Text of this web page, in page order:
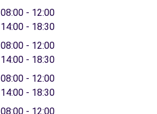
08:00 - 12:00
14:00 - 18:30
08:00 - 12:00
14:00 - 18:30
08:00 - 12:00
14:00 - 18:30
08:00 - 12:00